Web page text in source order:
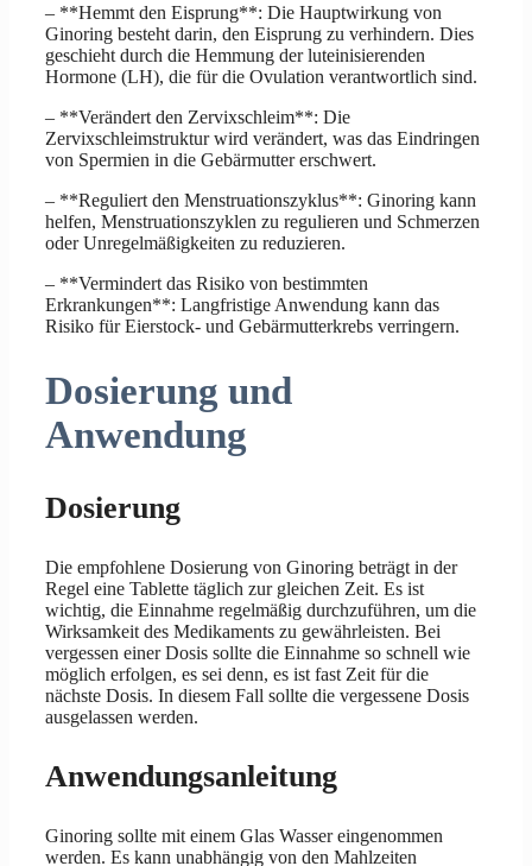
– **Hemmt den Eisprung**: Die Hauptwirkung von
Ginoring besteht darin, den Eisprung zu verhindern. Dies
geschieht durch die Hemmung der luteinisierenden
Hormone (LH), die für die Ovulation verantwortlich sind.
– **Verändert den Zervixschleim**: Die
Zervixschleimstruktur wird verändert, was das Eindringen
von Spermien in die Gebärmutter erschwert.
– **Reguliert den Menstruationszyklus**: Ginoring kann
helfen, Menstruationszyklen zu regulieren und Schmerzen
oder Unregelmäßigkeiten zu reduzieren.
– **Vermindert das Risiko von bestimmten
Erkrankungen**: Langfristige Anwendung kann das
Risiko für Eierstock- und Gebärmutterkrebs verringern.
Dosierung und
Anwendung
Dosierung
Die empfohlene Dosierung von Ginoring beträgt in der
Regel eine Tablette täglich zur gleichen Zeit. Es ist
wichtig, die Einnahme regelmäßig durchzuführen, um die
Wirksamkeit des Medikaments zu gewährleisten. Bei
vergessen einer Dosis sollte die Einnahme so schnell wie
möglich erfolgen, es sei denn, es ist fast Zeit für die
nächste Dosis. In diesem Fall sollte die vergessene Dosis
ausgelassen werden.
Anwendungsanleitung
Ginoring sollte mit einem Glas Wasser eingenommen
werden. Es kann unabhängig von den Mahlzeiten